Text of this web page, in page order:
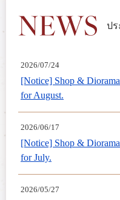
ปร
2026/07/24
[Notice] Shop &
for August.
2026/06/17
[Notice] Shop &
for July.
2026/05/27